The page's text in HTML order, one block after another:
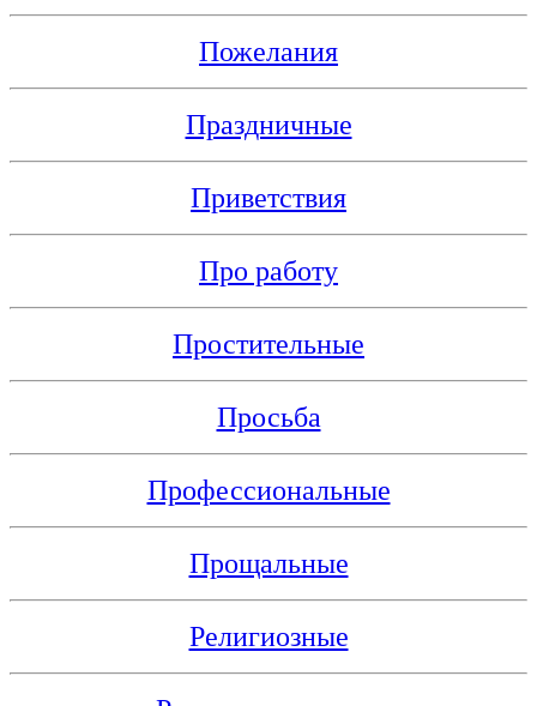
Пожелания
Праздничные
Приветствия
Про работу
Простительные
Просьба
Профессиональные
Прощальные
Религиозные